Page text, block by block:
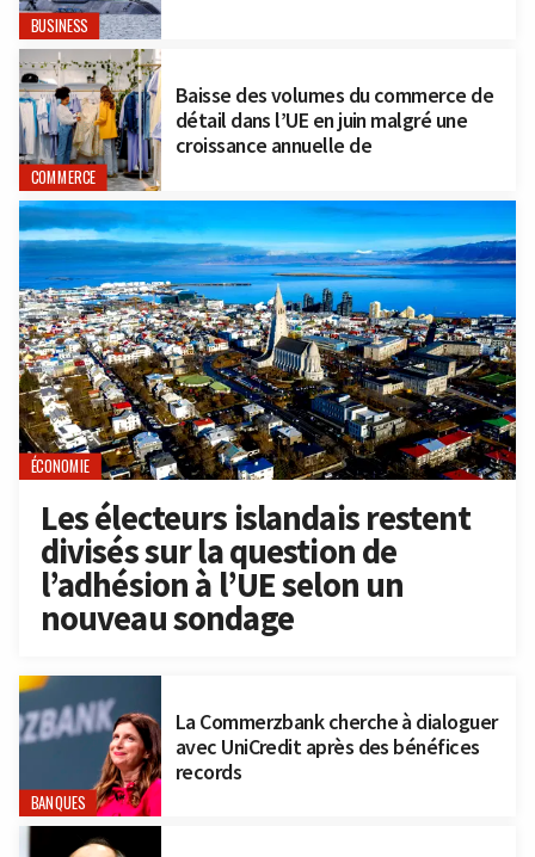
BUSINESS
COMMERCE
Baisse des volumes du commerce de
détail dans l’UE en juin malgré une
croissance annuelle de
ÉCONOMIE
Les électeurs islandais restent
divisés sur la question de
l’adhésion à l’UE selon un
nouveau sondage
BANQUES
La Commerzbank cherche à dialoguer
avec UniCredit après des bénéfices
records